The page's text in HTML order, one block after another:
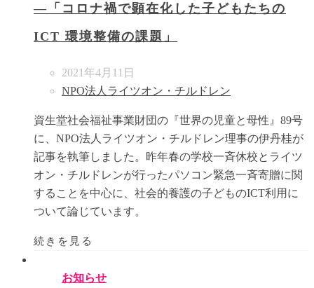
―「コロナ禍で顕在化した子どもたちの
ICT 環境整備の課題」
2021年4月11日
NPO法人ライツオン・チルドレン
資生堂社会福祉事業財団の『世界の児童と母性』89号
に、NPO法人ライツオン・チルドレン理事の伊丹桂が
記事を執筆しました。昨年春の学校一斉休校とライツ
オン・チルドレンが行ったパソコン緊急一斉寄贈に関
することを中心に、社会的養護の子どものICT利用に
ついて論じています。
続きを見る
お知らせ